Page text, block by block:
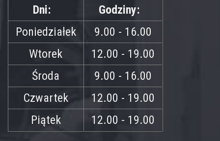
Dni:
Godziny:
Poniedziałek
9.00 - 16.00
Wtorek
12.00 - 19.00
Środa
9.00 - 16.00
Czwartek
12.00 - 19.00
Piątek
12.00 - 19.00